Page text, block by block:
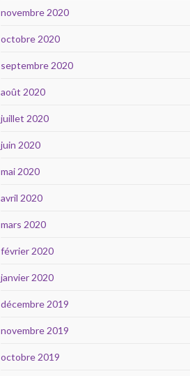
novembre 2020
octobre 2020
septembre 2020
août 2020
juillet 2020
juin 2020
mai 2020
avril 2020
mars 2020
février 2020
janvier 2020
décembre 2019
novembre 2019
octobre 2019